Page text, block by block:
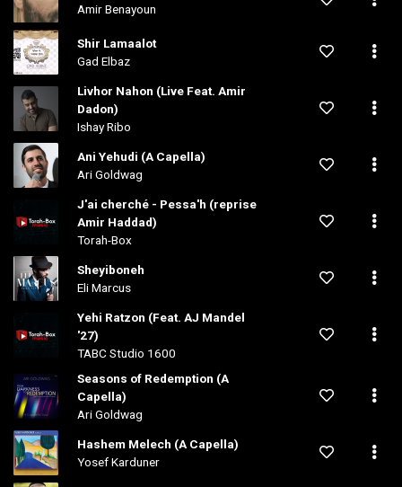
Amir Benayoun
Shir Lamaalot
Gad Elbaz
Livhor Nahon (Live Feat. Amir
Dadon)
Ishay Ribo
Ani Yehudi (A Capella)
Ari Goldwag
J'ai cherché - Pessa'h (reprise
Amir Haddad)
Torah-Box
Sheyiboneh
Eli Marcus
Yehi Ratzon (Feat. AJ Mandel
'27)
TABC Studio 1600
Seasons of Redemption (A
Capella)
Ari Goldwag
Hashem Melech (A Capella)
Yosef Karduner